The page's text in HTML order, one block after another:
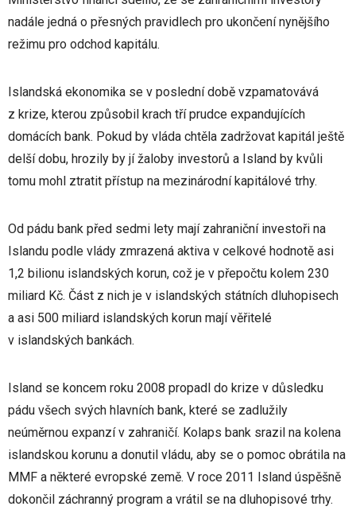
nadále jedná o přesných pravidlech pro ukončení nynějšího
režimu pro odchod kapitálu.
Islandská ekonomika se v poslední době vzpamatovává
z krize, kterou způsobil krach tří prudce expandujících
domácích bank. Pokud by vláda chtěla zadržovat kapitál ještě
delší dobu, hrozily by jí žaloby investorů a Island by kvůli
tomu mohl ztratit přístup na mezinárodní kapitálové trhy.
Od pádu bank před sedmi lety mají zahraniční investoři na
Islandu podle vlády zmrazená aktiva v celkové hodnotě asi
1,2 bilionu islandských korun, což je v přepočtu kolem 230
miliard Kč. Část z nich je v islandských státních dluhopisech
a asi 500 miliard islandských korun mají věřitelé
v islandských bankách.
Island se koncem roku 2008 propadl do krize v důsledku
pádu všech svých hlavních bank, které se zadlužily
neúměrnou expanzí v zahraničí. Kolaps bank srazil na kolena
islandskou korunu a donutil vládu, aby se o pomoc obrátila na
MMF a některé evropské země. V roce 2011 Island úspěšně
dokončil záchranný program a vrátil se na dluhopisové trhy.